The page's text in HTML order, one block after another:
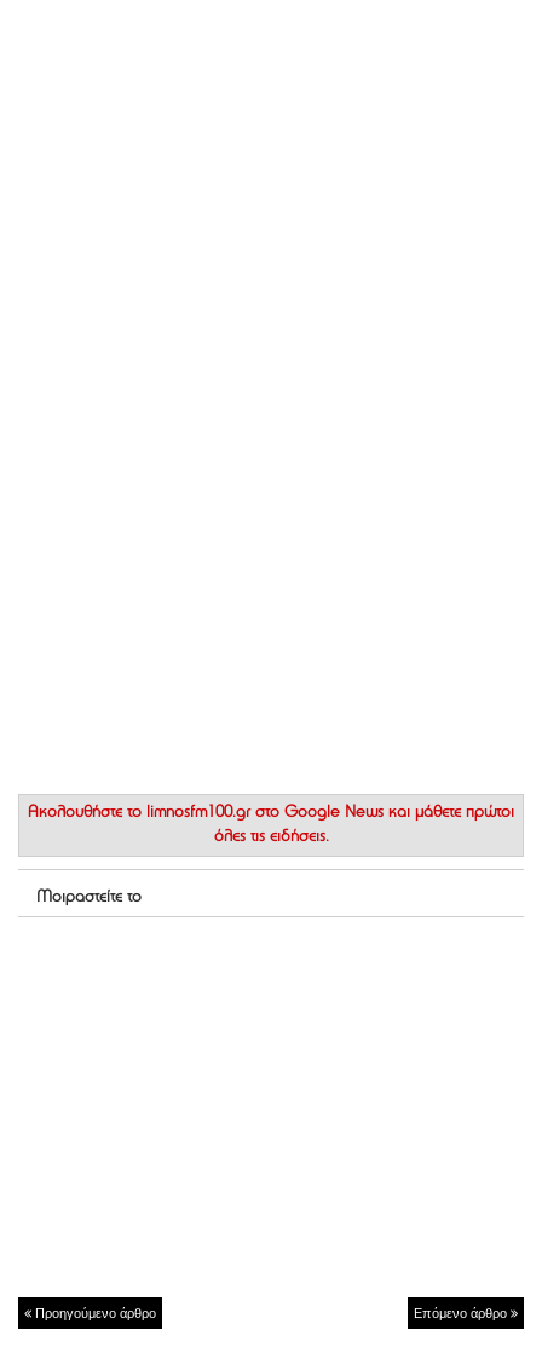
Ακολουθήστε το limnosfm100.gr στο Google News και μάθετε πρώτοι
όλες τις ειδήσεις.
Μοιραστείτε το
Προηγούμενο άρθρο Επόμενο άρθρο